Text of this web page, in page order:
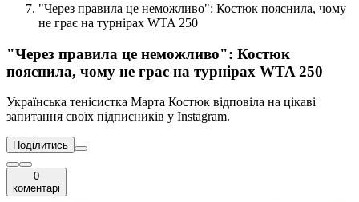
"Через правила це неможливо": Костюк пояснила, чому
не грає на турнірах WTA 250
"Через правила це неможливо": Костюк
пояснила, чому не грає на турнірах WTA 250
Українська тенісистка Марта Костюк відповіла на цікаві
запитання своїх підписників у Instagram.
Поділитись
0
коментарі